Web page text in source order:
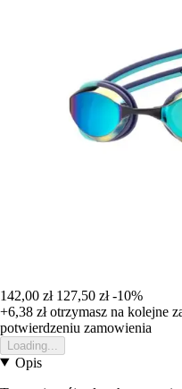
142,00 zł 127,50 zł -10%
+6,38 złotrzymasz na kolejne
potwierdzeniu zamowienia
Loading...
Opis